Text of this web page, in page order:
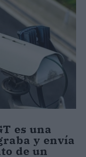
es una
y envía
de un